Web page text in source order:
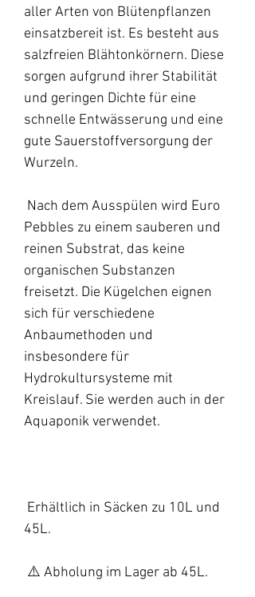
aller Arten von Blütenpflanzen
einsatzbereit ist. Es besteht aus
salzfreien Blähtonkörnern. Diese
sorgen aufgrund ihrer Stabilität
und geringen Dichte für eine
schnelle Entwässerung und eine
gute Sauerstoffversorgung der
Wurzeln.
Nach dem Ausspülen wird Euro
Pebbles zu einem sauberen und
reinen Substrat, das keine
organischen Substanzen
freisetzt. Die Kügelchen eignen
sich für verschiedene
Anbaumethoden und
insbesondere für
Hydrokultursysteme mit
Kreislauf. Sie werden auch in der
Aquaponik verwendet.
Erhältlich in Säcken zu 10L und
45L.
⚠️ Abholung im Lager ab 45L.